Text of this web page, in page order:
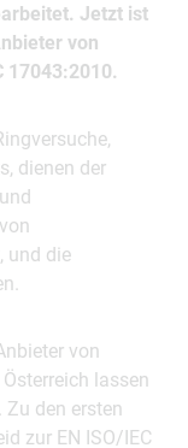
Jetzt ist
von
17043:2010.
dienen der
und die
von
lassen
den ersten
zur EN ISO/IEC